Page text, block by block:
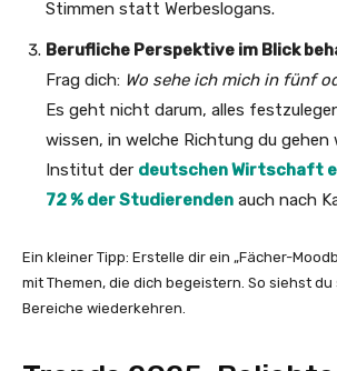
Stimmen statt Werbeslogans.
Berufliche Perspektive im Blick
Frag dich: Wo sehe ich mich in fünf
Es geht nicht darum, alles
wissen, in welche Richtung du gehen
Institut der deutschen Wirtschaft
72 % der Studierenden auch nach
Ein kleiner Tipp: Erstelle dir ein „Fächer-
mit Themen, die dich begeistern. So siehst du
Bereiche wiederkehren.